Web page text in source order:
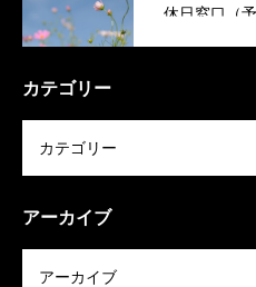
休日窓口（
（稲美町）
カテゴリー
アーカイブ